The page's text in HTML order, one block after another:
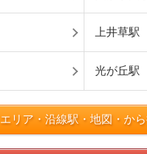
上井草駅
光が丘駅
エリア・沿線駅・地図・か